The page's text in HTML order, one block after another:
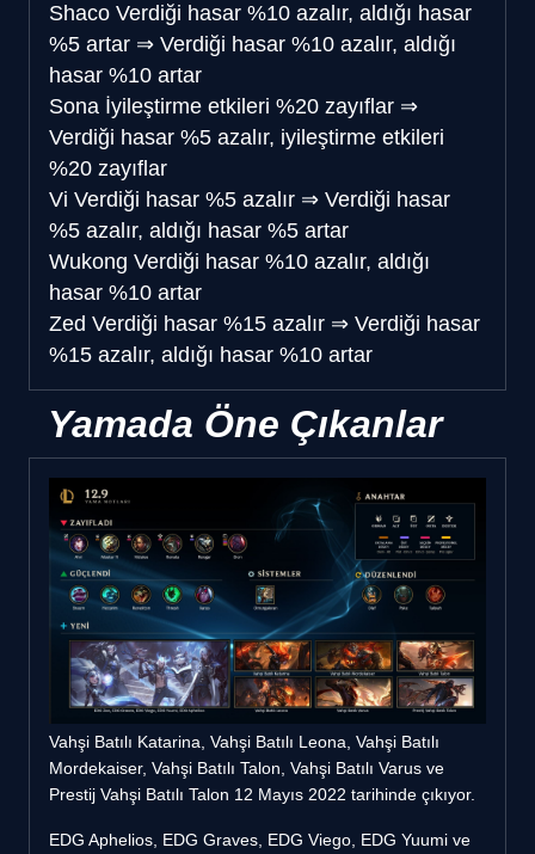
Shaco Verdiği hasar %10 azalır, aldığı hasar
%5 artar ⇒ Verdiği hasar %10 azalır, aldığı
hasar %10 artar
Sona İyileştirme etkileri %20 zayıflar ⇒
Verdiği hasar %5 azalır, iyileştirme etkileri
%20 zayıflar
Vi Verdiği hasar %5 azalır ⇒ Verdiği hasar
%5 azalır, aldığı hasar %5 artar
Wukong Verdiği hasar %10 azalır, aldığı
hasar %10 artar
Zed Verdiği hasar %15 azalır ⇒ Verdiği hasar
%15 azalır, aldığı hasar %10 artar
Yamada Öne Çıkanlar
Vahşi Batılı Katarina, Vahşi Batılı Leona, Vahşi Batılı
Mordekaiser, Vahşi Batılı Talon, Vahşi Batılı Varus ve
Prestij Vahşi Batılı Talon 12 Mayıs 2022 tarihinde çıkıyor.
EDG Aphelios, EDG Graves, EDG Viego, EDG Yuumi ve